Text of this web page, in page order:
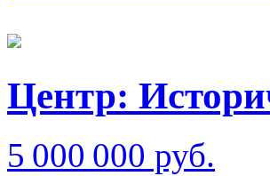
Центр:
5 000 000 руб.